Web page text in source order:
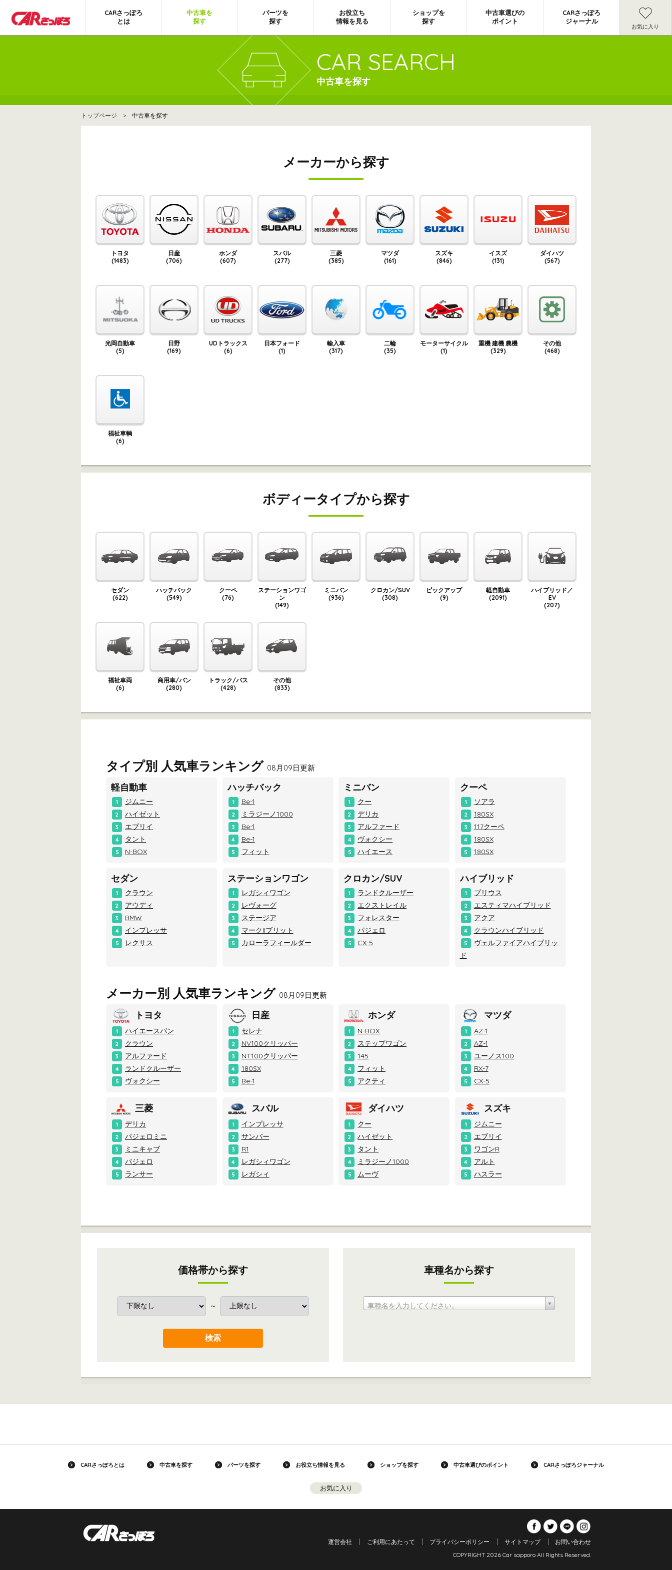
CARさっぽろ
とは
中古車を
探す
パーツを
探す
お役立ち
情報を見る
ショップを
探す
中古車選びの
ポイント
CARさっぽろ
ジャーナル
お気に入り
CAR SEARCH
中古車を探す
トップページ > 中古車を探す
メーカーから探す
トヨタ
(1483)
日産
(706)
ホンダ
(607)
スバル
(277)
三菱
(385)
マツダ
(161)
スズキ
(846)
イスズ
(131)
ダイハツ
(567)
光岡自動車
(5)
日野
(169)
UDトラックス
(6)
日本フォード
(1)
輸入車
(317)
二輪
(35)
モーターサイクル
(1)
重機 建機 農機
(329)
その他
(468)
福祉車輌
(6)
ボディータイプから探す
セダン
(622)
ハッチバック
(549)
クーペ
(76)
ステーションワゴ
ン
(149)
ミニバン
(936)
クロカン/SUV
(308)
ピックアップ
(9)
軽自動車
(2091)
ハイブリッド／
EV
(207)
福祉車両
(6)
商用車/バン
(280)
トラック/バス
(428)
その他
(833)
タイプ別 人気車ランキング 08月09日更新
軽自動車
1 ジムニー
2 ハイゼット
3 エブリイ
4 タント
5 N-BOX
ハッチバック
1 Be-1
2 ミラジーノ1000
3 Be-1
4 Be-1
5 フィット
ミニバン
1 クー
2 デリカ
3 アルファード
4 ヴォクシー
5 ハイエース
クーペ
1 ソアラ
2 180SX
3 117クーペ
4 180SX
5 180SX
セダン
1 クラウン
2 アウディ
3 BMW
4 インプレッサ
5 レクサス
ステーションワゴン
1 レガシィワゴン
2 レヴォーグ
3 ステージア
4 マークIIブリット
5 カローラフィールダー
クロカン/SUV
1 ランドクルーザー
2 エクストレイル
3 フォレスター
4 パジェロ
5 CX-5
ハイブリッド
1 プリウス
2 エスティマハイブリッド
3 アクア
4 クラウンハイブリッド
5
ヴェルファイアハイブリッ
ド
メーカー別 人気車ランキング 08月09日更新
トヨタ
1 ハイエースバン
2 クラウン
3 アルファード
4 ランドクルーザー
5 ヴォクシー
日産
1 セレナ
2 NV100クリッパー
3 NT100クリッパー
4 180SX
5 Be-1
ホンダ
1 N-BOX
2 ステップワゴン
3 145
4 フィット
5 アクティ
マツダ
1 AZ-1
2 AZ-1
3 ユーノス100
4 RX-7
5 CX-5
三菱
1 デリカ
2 パジェロミニ
3 ミニキャブ
4 パジェロ
5 ランサー
スバル
1 インプレッサ
2 サンバー
3 R1
4 レガシィワゴン
5 レガシィ
ダイハツ
1 クー
2 ハイゼット
3 タント
4 ミラジーノ1000
5 ムーヴ
スズキ
1 ジムニー
2 エブリイ
3 ワゴンR
4 アルト
5 ハスラー
価格帯から探す
～
検索
車種名から探す
車種名を入力してください。
CARさっぽろとは 中古車を探す パーツを探す お役立ち情報を見る ショップを探す 中古車選びのポイント CARさっぽろジャーナル
お気に入り
運営会社 ご利用にあたって プライバシーポリシー サイトマップ
お問い合わせ
COPYRIGHT 2026 Car sapporo All Rights Reserved.